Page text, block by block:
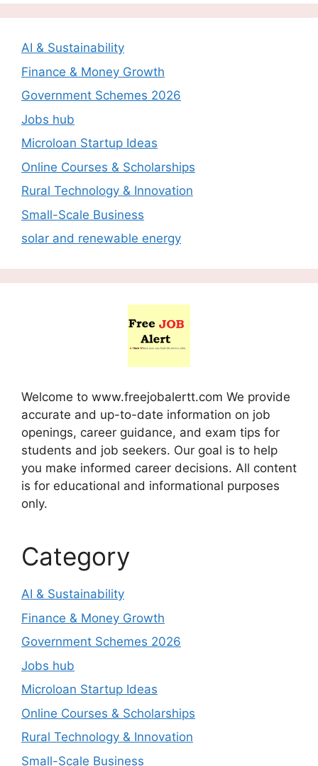
AI & Sustainability
Finance & Money Growth
Government Schemes 2026
Jobs hub
Microloan Startup Ideas
Online Courses & Scholarships
Rural Technology & Innovation
Small-Scale Business
solar and renewable energy
Welcome to www.freejobalertt.com We provide
accurate and up-to-date information on job
openings, career guidance, and exam tips for
students and job seekers. Our goal is to help
you make informed career decisions. All content
is for educational and informational purposes
only.
Category
AI & Sustainability
Finance & Money Growth
Government Schemes 2026
Jobs hub
Microloan Startup Ideas
Online Courses & Scholarships
Rural Technology & Innovation
Small-Scale Business